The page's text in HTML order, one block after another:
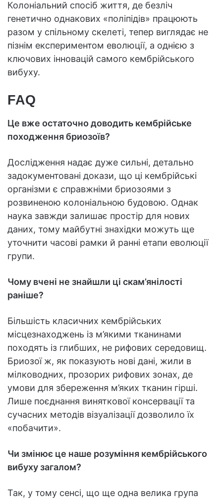
Колоніальний спосіб життя, де безліч
генетично однакових «поліпідів» працюють
разом у спільному скелеті, тепер виглядає не
пізнім експериментом еволюції, а однією з
ключових інновацій самого кембрійського
вибуху.
FAQ
Це вже остаточно доводить кембрійське
походження бриозоїв?
Дослідження надає дуже сильні, детально
задокументовані докази, що ці кембрійські
організми є справжніми бриозоями з
розвиненою колоніальною будовою. Однак
наука завжди залишає простір для нових
даних, тому майбутні знахідки можуть ще
уточнити часові рамки й ранні етапи еволюції
групи.
Чому вчені не знайшли ці скам’янілості
раніше?
Більшість класичних кембрійських
місцезнаходжень із м’якими тканинами
походять із глибших, не рифових середовищ.
Бриозої ж, як показують нові дані, жили в
мілководних, прозорих рифових зонах, де
умови для збереження м’яких тканин гірші.
Лише поєднання виняткової консервації та
сучасних методів візуалізації дозволило їх
«побачити».
Чи змінює це наше розуміння кембрійського
вибуху загалом?
Так, у тому сенсі, що ще одна велика група